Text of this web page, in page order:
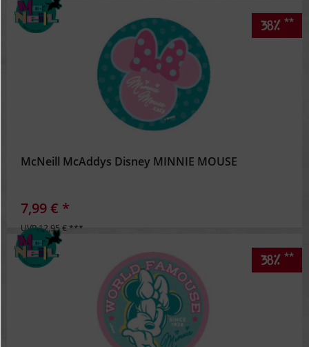
38% **
McNeill McAddys Disney MINNIE MOUSE
7,99 € *
UVP 12,95 € ***
38% **